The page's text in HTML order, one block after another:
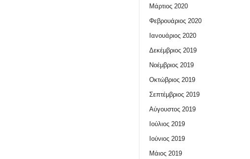
Μάρτιος 2020
Φεβρουάριος 2020
Ιανουάριος 2020
Δεκέμβριος 2019
Νοέμβριος 2019
Οκτώβριος 2019
Σεπτέμβριος 2019
Αύγουστος 2019
Ιούλιος 2019
Ιούνιος 2019
Μάιος 2019